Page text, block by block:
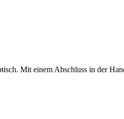
Mit einem Abschluss in der